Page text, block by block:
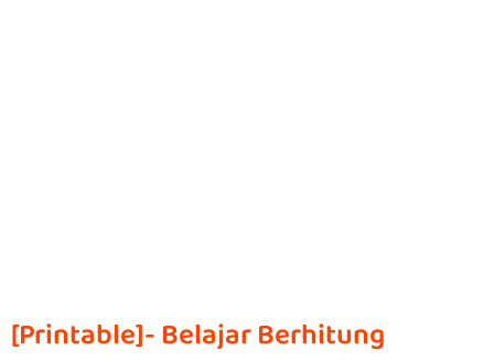
[Printable]- Belajar Berhitung